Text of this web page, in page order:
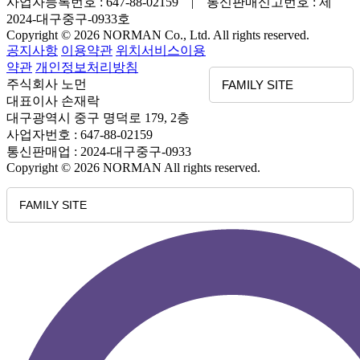
2024-대구중구-0933호
Copyright © 2026 NORMAN Co., Ltd. All rights reserved.
FAMILY SITE
공지사항 이용약관 위치서비스이용
약관 개인정보처리방침
주식회사 노먼
대표이사 손재락
대구광역시 중구 명덕로 179, 2층
사업자번호 : 647-88-02159
통신판매업 : 2024-대구중구-0933
Copyright © 2026 NORMAN All rights reserved.
FAMILY SITE